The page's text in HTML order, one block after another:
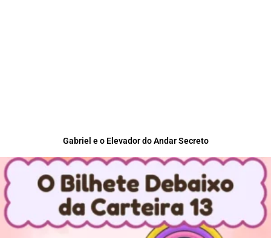
Gabriel e o Elevador do Andar Secreto